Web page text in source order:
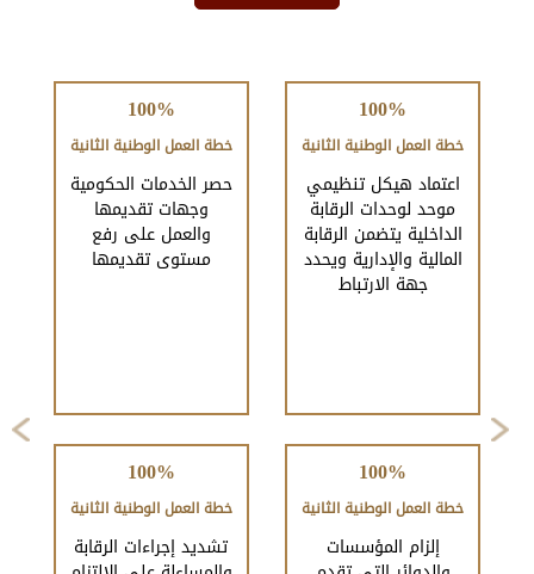
100%
خطة العمل الوطنية الثانية
اعتماد هيكل تنظيمي
موحد لوحدات الرقابة
الداخلية يتضمن الرقابة
المالية والإدارية ويحدد
جهة الارتباط
100%
خطة العمل الوطنية الثانية
حصر الخدمات الحكومية
وجهات تقديمها
والعمل على رفع
مستوى تقديمها
100%
خطة العمل الوطنية الثانية
إلزام المؤسسات
100%
خطة العمل الوطنية الثانية
تشديد إجراءات الرقابة
Previous
Next